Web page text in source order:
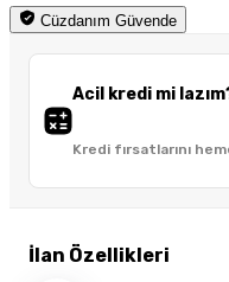
Cüzdanım Güvende
Acil kredi mi
Kredi fırsatlarını
İlan Özellikleri